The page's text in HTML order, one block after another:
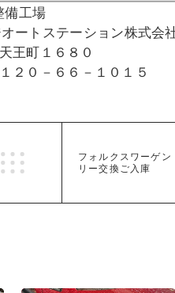
工場
ートステーション株式会社
王町１６８０
２０－６６－１０１５
フォルクスワーゲ
リー交換ご入庫